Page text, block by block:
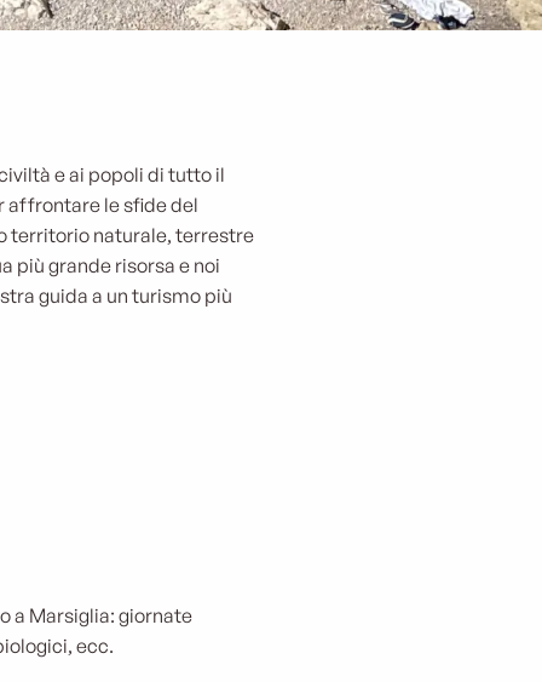
e ai popoli di tutto il
affrontare le sfide del
territorio naturale, terrestre
più grande risorsa e noi
guida a un turismo più
a Marsiglia: giornate
ecc.